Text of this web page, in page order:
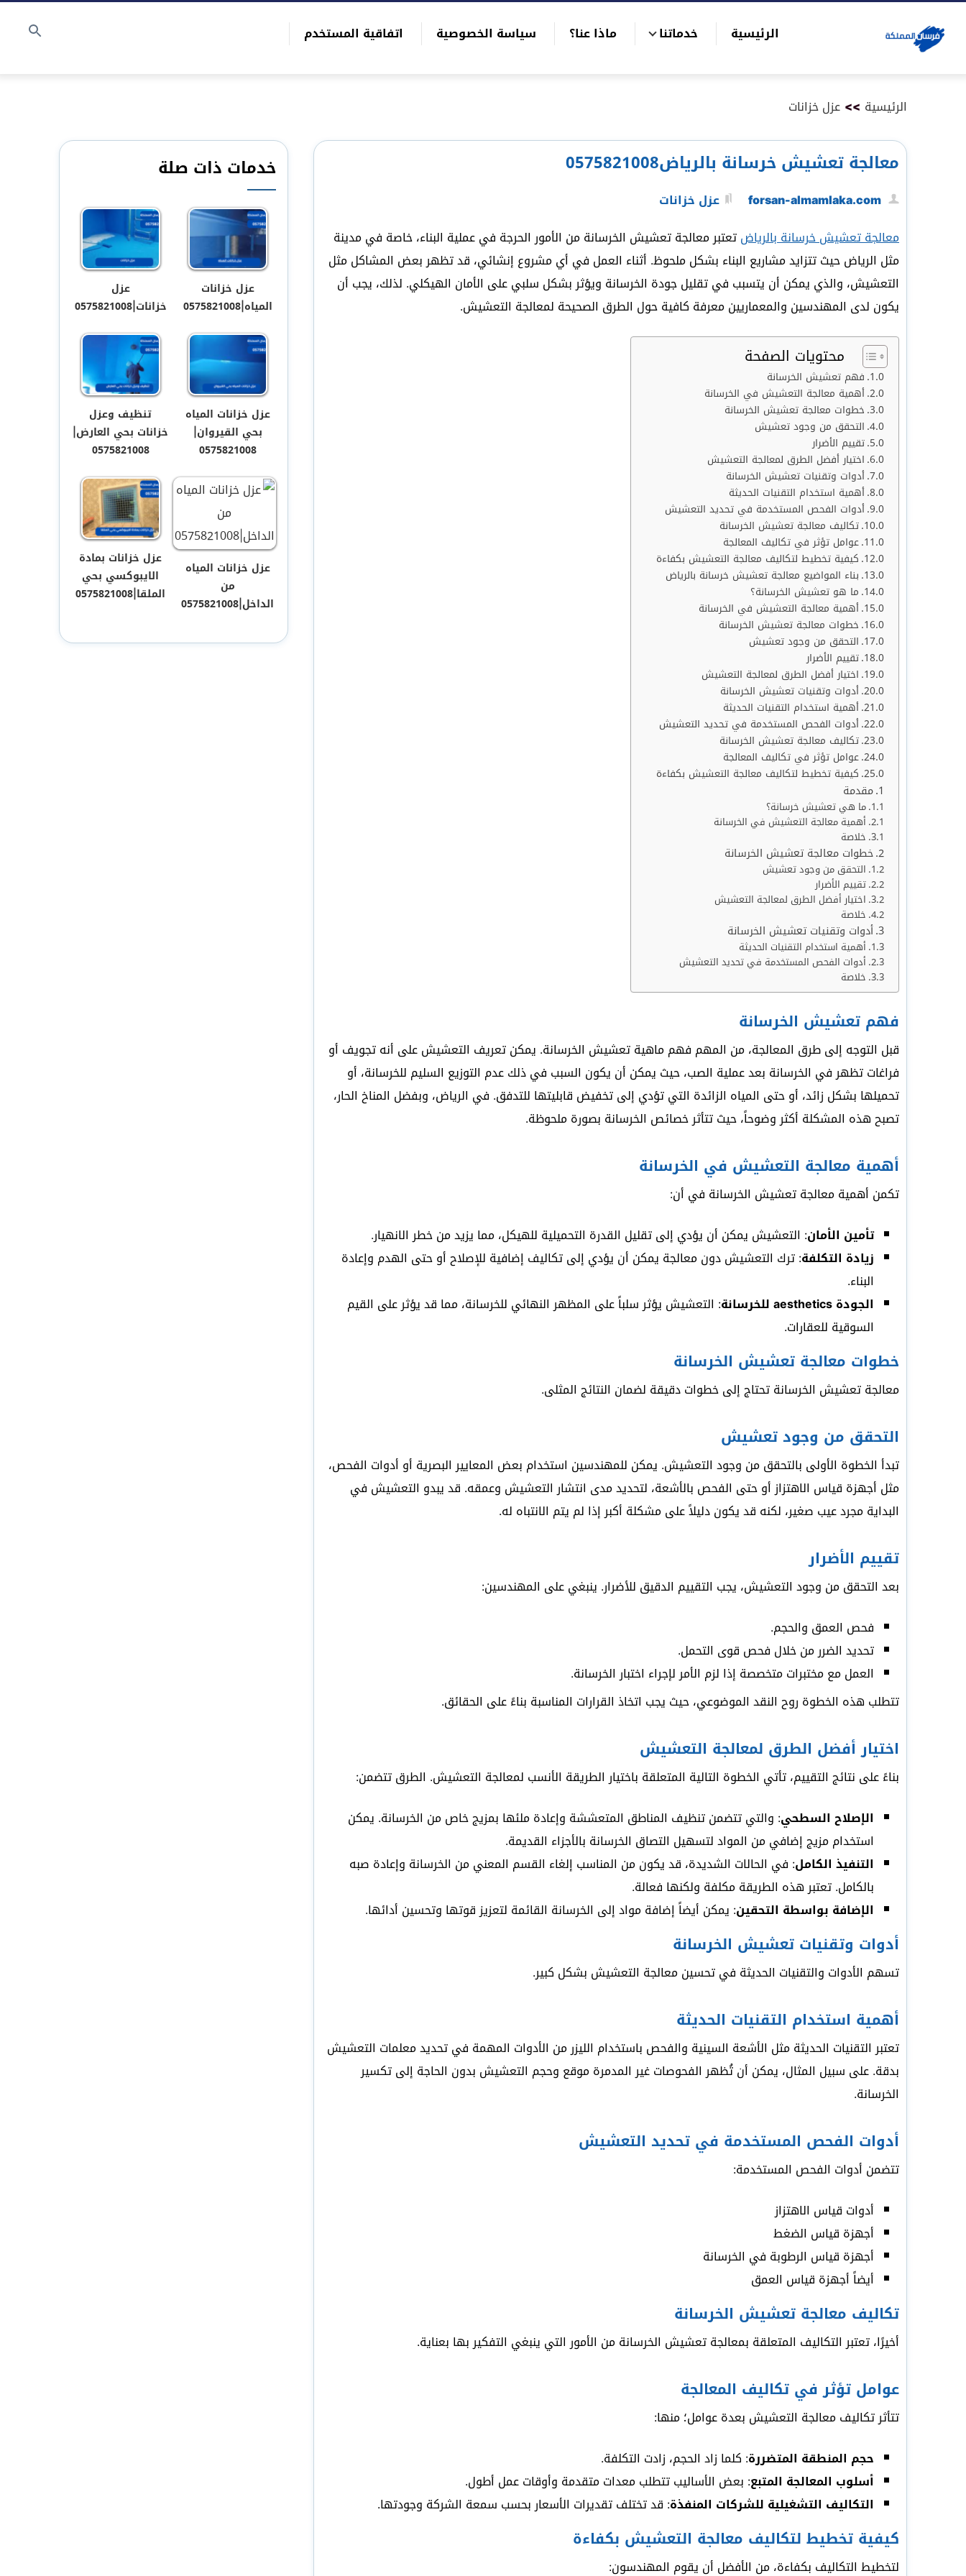
المحتوى
الرئيسية خدماتنا ماذا عنا؟ سياسة الخصوصية اتفاقية المستخدم
الرئيسية >> عزل خزانات
معالجة تعشيش خرسانة بالرياض0575821008
forsan-almamlaka.com
عزل خزانات
معالجة تعشيش خرسانة بالرياضتعتبر معالجة تعشيش الخرسانة من الأمور الحرجة في عملية البناء، خاصة في مدينة
مثل الرياض حيث تتزايد مشاريع البناء بشكل ملحوظ. أثناء العمل في أي مشروع إنشائي، قد تظهر بعض المشاكل مثل
التعشيش، والذي يمكن أن يتسبب في تقليل جودة الخرسانة ويؤثر بشكل سلبي على الأمان الهيكلي. لذلك، يجب أن
يكون لدى المهندسين والمعماريين معرفة كافية حول الطرق الصحيحة لمعالجة التعشيش.
محتويات الصفحة
فهم تعشيش الخرسانة
أهمية معالجة التعشيش في الخرسانة
خطوات معالجة تعشيش الخرسانة
التحقق من وجود تعشيش
تقييم الأضرار
اختيار أفضل الطرق لمعالجة التعشيش
أدوات وتقنيات تعشيش الخرسانة
أهمية استخدام التقنيات الحديثة
أدوات الفحص المستخدمة في تحديد التعشيش
تكاليف معالجة تعشيش الخرسانة
عوامل تؤثر في تكاليف المعالجة
كيفية تخطيط لتكاليف معالجة التعشيش بكفاءة
بناء المواضيع معالجة تعشيش خرسانة بالرياض
ما هو تعشيش الخرسانة؟
أهمية معالجة التعشيش في الخرسانة
خطوات معالجة تعشيش الخرسانة
التحقق من وجود تعشيش
تقييم الأضرار
اختيار أفضل الطرق لمعالجة التعشيش
أدوات وتقنيات تعشيش الخرسانة
أهمية استخدام التقنيات الحديثة
أدوات الفحص المستخدمة في تحديد التعشيش
تكاليف معالجة تعشيش الخرسانة
عوامل تؤثر في تكاليف المعالجة
كيفية تخطيط لتكاليف معالجة التعشيش بكفاءة
مقدمة
ما هي تعشيش خرسانة؟
أهمية معالجة التعشيش في الخرسانة
خلاصة
خطوات معالجة تعشيش الخرسانة
التحقق من وجود تعشيش
تقييم الأضرار
اختيار أفضل الطرق لمعالجة التعشيش
خلاصة
أدوات وتقنيات تعشيش الخرسانة
أهمية استخدام التقنيات الحديثة
أدوات الفحص المستخدمة في تحديد التعشيش
خلاصة
فهم تعشيش الخرسانة
قبل التوجه إلى طرق المعالجة، من المهم فهم ماهية تعشيش الخرسانة. يمكن تعريف التعشيش على أنه تجويف أو
فراغات تظهر في الخرسانة بعد عملية الصب، حيث يمكن أن يكون السبب في ذلك عدم التوزيع السليم للخرسانة، أو
تحميلها بشكل زائد، أو حتى المياه الزائدة التي تؤدي إلى تخفيض قابليتها للتدفق. في الرياض، وبفضل المناخ الحار،
تصبح هذه المشكلة أكثر وضوحاً، حيث تتأثر خصائص الخرسانة بصورة ملحوظة.
أهمية معالجة التعشيش في الخرسانة
تكمن أهمية معالجة تعشيش الخرسانة في أن:
تأمين الأمان: التعشيش يمكن أن يؤدي إلى تقليل القدرة التحميلية للهيكل، مما يزيد من خطر الانهيار.
زيادة التكلفة: ترك التعشيش دون معالجة يمكن أن يؤدي إلى تكاليف إضافية للإصلاح أو حتى الهدم وإعادة
البناء.
الجودة aesthetics للخرسانة
: التعشيش يؤثر سلباً على المظهر النهائي للخرسانة، مما قد يؤثر على القيم
السوقية للعقارات.
خطوات معالجة تعشيش الخرسانة
معالجة تعشيش الخرسانة تحتاج إلى خطوات دقيقة لضمان النتائج المثلى.
التحقق من وجود تعشيش
تبدأ الخطوة الأولى بالتحقق من وجود التعشيش. يمكن للمهندسين استخدام بعض المعايير البصرية أو أدوات الفحص،
مثل أجهزة قياس الاهتزاز أو حتى الفحص بالأشعة، لتحديد مدى انتشار التعشيش وعمقه. قد يبدو التعشيش في
البداية مجرد عيب صغير، لكنه قد يكون دليلاً على مشكلة أكبر إذا لم يتم الانتباه له.
تقييم الأضرار
بعد التحقق من وجود التعشيش، يجب التقييم الدقيق للأضرار. ينبغي على المهندسين:
فحص العمق والحجم.
تحديد الضرر من خلال فحص قوى التحمل.
العمل مع مختبرات متخصصة إذا لزم الأمر لإجراء اختبار الخرسانة.
تتطلب هذه الخطوة روح النقد الموضوعي، حيث يجب اتخاذ القرارات المناسبة بناءً على الحقائق.
اختيار أفضل الطرق لمعالجة التعشيش
بناءً على نتائج التقييم، تأتي الخطوة التالية المتعلقة باختيار الطريقة الأنسب لمعالجة التعشيش. الطرق تتضمن:
الإصلاح السطحي: والتي تتضمن تنظيف المناطق المتعششة وإعادة ملئها بمزيج خاص من الخرسانة. يمكن
استخدام مزيج إضافي من المواد لتسهيل التصاق الخرسانة بالأجزاء القديمة.
التنفيذ الكامل: في الحالات الشديدة، قد يكون من المناسب إلغاء القسم المعني من الخرسانة وإعادة صبه
بالكامل. تعتبر هذه الطريقة مكلفة ولكنها فعالة.
الإضافة بواسطة التحقين: يمكن أيضاً إضافة مواد إلى الخرسانة القائمة لتعزيز قوتها وتحسين أدائها.
أدوات وتقنيات تعشيش الخرسانة
تسهم الأدوات والتقنيات الحديثة في تحسين معالجة التعشيش بشكل كبير.
أهمية استخدام التقنيات الحديثة
تعتبر التقنيات الحديثة مثل الأشعة السينية والفحص باستخدام الليزر من الأدوات المهمة في تحديد معلمات التعشيش
بدقة. على سبيل المثال، يمكن أن تُظهر الفحوصات غير المدمرة موقع وحجم التعشيش بدون الحاجة إلى تكسير
الخرسانة.
أدوات الفحص المستخدمة في تحديد التعشيش
تتضمن أدوات الفحص المستخدمة:
أدوات قياس الاهتزاز
أجهزة قياس الضغط
أجهزة قياس الرطوبة في الخرسانة
أيضاً أجهزة قياس العمق
تكاليف معالجة تعشيش الخرسانة
أخيرًا، تعتبر التكاليف المتعلقة بمعالجة تعشيش الخرسانة من الأمور التي ينبغي التفكير بها بعناية.
عوامل تؤثر في تكاليف المعالجة
تتأثر تكاليف معالجة التعشيش بعدة عوامل؛ منها:
حجم المنطقة المتضررة: كلما زاد الحجم، زادت التكلفة.
أسلوب المعالجة المتبع: بعض الأساليب تتطلب معدات متقدمة وأوقات عمل أطول.
التكاليف التشغيلية للشركات المنفذة: قد تختلف تقديرات الأسعار بحسب سمعة الشركة وجودتها.
كيفية تخطيط لتكاليف معالجة التعشيش بكفاءة
لتخطيط التكاليف بكفاءة، من الأفضل أن يقوم المهندسون:
خدمات ذات صلة
عزل خزانات
المياه|0575821008
عزل
خزانات|0575821008
عزل خزانات المياه
بحي القيروان|
0575821008
تنظيف وعزل
خزانات بحي العارض|
0575821008
عزل خزانات المياه
من
الداخل|0575821008
عزل خزانات بمادة
الايبوكسي بحي
الملقا|0575821008